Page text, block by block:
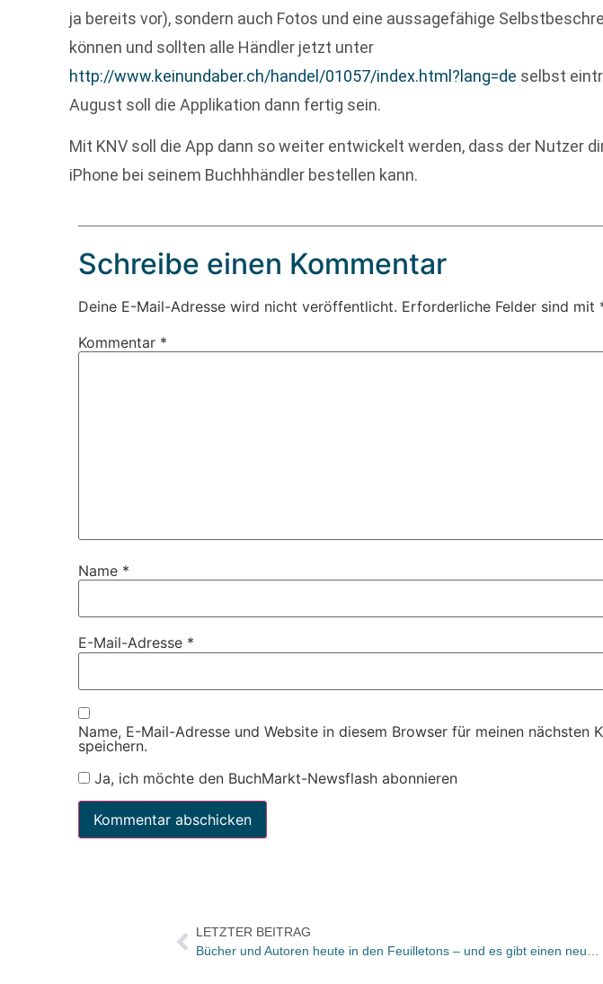
ja bereits vor), sondern auch Fotos und eine aussagefähige
können und sollten alle Händler jetzt unter
http://www.keinundaber.ch/handel/01057/index.html?lang=de selbst
August soll die Applikation dann fertig sein.
Mit KNV soll die App dann so weiter entwickelt werden, dass der Nutzer
iPhone bei seinem Buchhhändler bestellen kann.
Schreibe einen Kommentar
Deine E-Mail-Adresse wird nicht veröffentlicht. Erforderliche Felder sind mit
Kommentar *
Name *
E-Mail-Adresse *
Name, E-Mail-Adresse und Website in diesem Browser für meinen nächsten
speichern.
Ja, ich möchte den BuchMarkt-Newsflash abonnieren
LETZTER BEITRAG
Bücher und Autoren heute in den Feuilletons – und es gibt einen neuen Pynchon